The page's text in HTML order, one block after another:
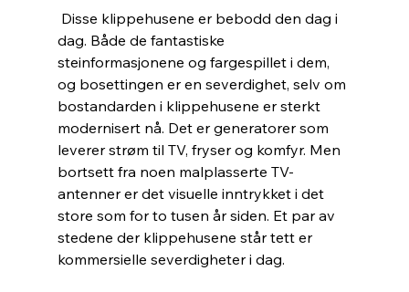
dag. Både de fantastiske
steinformasjonene og fargespillet i dem,
og bosettingen er en severdighet, selv om
bostandarden i klippehusene er sterkt
modernisert nå. Det er generatorer som
leverer strøm til TV, fryser og komfyr. Men
bortsett fra noen malplasserte TV-
antenner er det visuelle inntrykket i det
store som for to tusen år siden. Et par av
stedene der klippehusene står tett er
kommersielle severdigheter i dag.